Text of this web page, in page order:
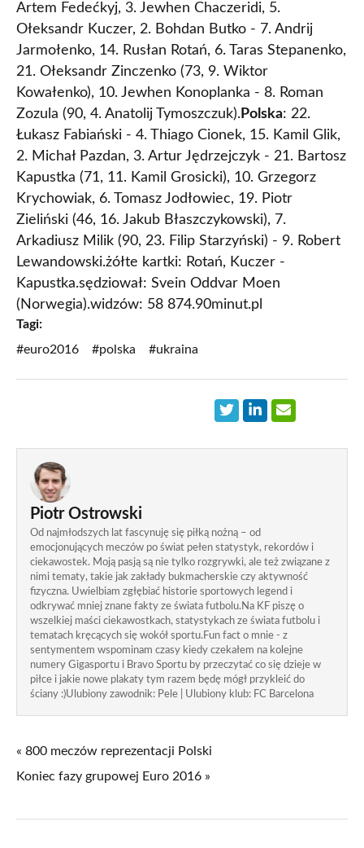
Artem Fedećkyj, 3. Jewhen Chaczeridi, 5.
Ołeksandr Kuczer, 2. Bohdan Butko - 7. Andrij
Jarmołenko, 14. Rusłan Rotań, 6. Taras Stepanenko,
21. Ołeksandr Zinczenko (73, 9. Wiktor
Kowałenko), 10. Jewhen Konoplanka - 8. Roman
Zozula (90, 4. Anatolij Tymoszczuk).Polska: 22.
Łukasz Fabiański - 4. Thiago Cionek, 15. Kamil Glik,
2. Michał Pazdan, 3. Artur Jędrzejczyk - 21. Bartosz
Kapustka (71, 11. Kamil Grosicki), 10. Grzegorz
Krychowiak, 6. Tomasz Jodłowiec, 19. Piotr
Zieliński (46, 16. Jakub Błaszczykowski), 7.
Arkadiusz Milik (90, 23. Filip Starzyński) - 9. Robert
Lewandowski.żółte kartki: Rotań, Kuczer -
Kapustka.sędziował: Svein Oddvar Moen
(Norwegia).widzów: 58 874.90minut.pl
Tagi:
#euro2016
#polska #ukraina
Piotr Ostrowski
Od najmłodszych lat fascynuję się piłką nożną – od
emocjonujących meczów po świat pełen statystyk, rekordów i
ciekawostek. Moją pasją są nie tylko rozgrywki, ale też związane z
nimi tematy, takie jak zakłady bukmacherskie czy aktywność
fizyczna. Uwielbiam zgłębiać historie sportowych legend i
odkrywać mniej znane fakty ze świata futbolu.Na KF piszę o
wszelkiej maści ciekawostkach, statystykach ze świata futbolu i
tematach kręcących się wokół sportu.Fun fact o mnie - z
sentymentem wspominam czasy kiedy czekałem na kolejne
numery Gigasportu i Bravo Sportu by przeczytać co się dzieje w
piłce i jakie nowe plakaty tym razem będę mógł przykleić do
ściany :)Ulubiony zawodnik: Pele | Ulubiony klub: FC Barcelona
« 800 meczów reprezentacji Polski
Koniec fazy grupowej Euro 2016 »